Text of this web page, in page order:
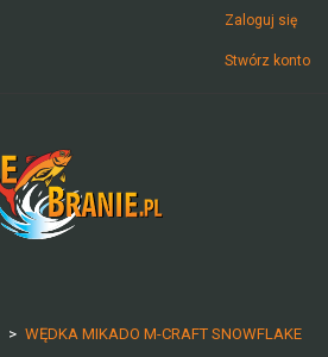
Zaloguj się
Stwórz konto
WĘDKA MIKADO M-CRAFT SNOWFLAKE